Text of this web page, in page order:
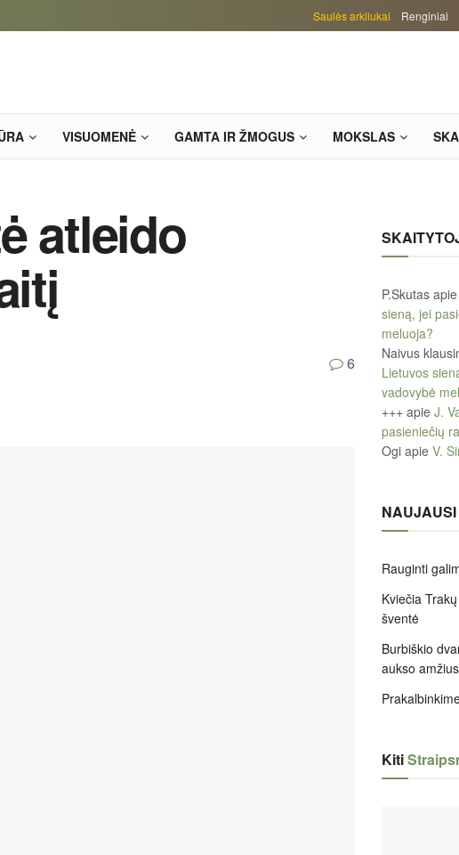
Saulės arkliukai Renginiai
VISUOMENĖ GAMTA IR ŽMOGUS MOKSLAS
atleido
6
P.Skutas apie
sieną, jei
meluoja?
Naivus
Lietuvos
vadovybė
+++ apie J.
pasieniečių
Ogi apie V.
Rauginti
Kviečia
šventė
Burbiškio
aukso amžius
Kiti